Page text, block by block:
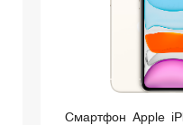
Смартфон Apple